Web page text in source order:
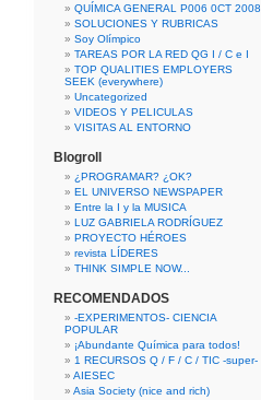
QUÍMICA GENERAL P006 0CT 2008
SOLUCIONES Y RUBRICAS
Soy Olímpico
TAREAS POR LA RED QG I / C e I
TOP QUALITIES EMPLOYERS
SEEK (everywhere)
Uncategorized
VIDEOS Y PELICULAS
VISITAS AL ENTORNO
Blogroll
¿PROGRAMAR? ¿OK?
EL UNIVERSO NEWSPAPER
Entre la I y la MUSICA
LUZ GABRIELA RODRÍGUEZ
PROYECTO HÉROES
revista LÍDERES
THINK SIMPLE NOW...
RECOMENDADOS
-EXPERIMENTOS- CIENCIA
POPULAR
¡Abundante Química para todos!
1 RECURSOS Q / F / C / TIC -super-
AIESEC
Asia Society (nice and rich)